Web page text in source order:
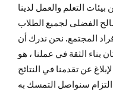
التعلم والعمل لدينا
الفضلى لجميع الطلاب
المجتمع. نحن ندرك أن
بناء الثقة في عملنا ، هو
عن تقدمنا في النتائج